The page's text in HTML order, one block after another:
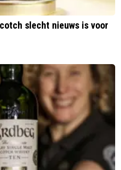
slecht nieuws is voor